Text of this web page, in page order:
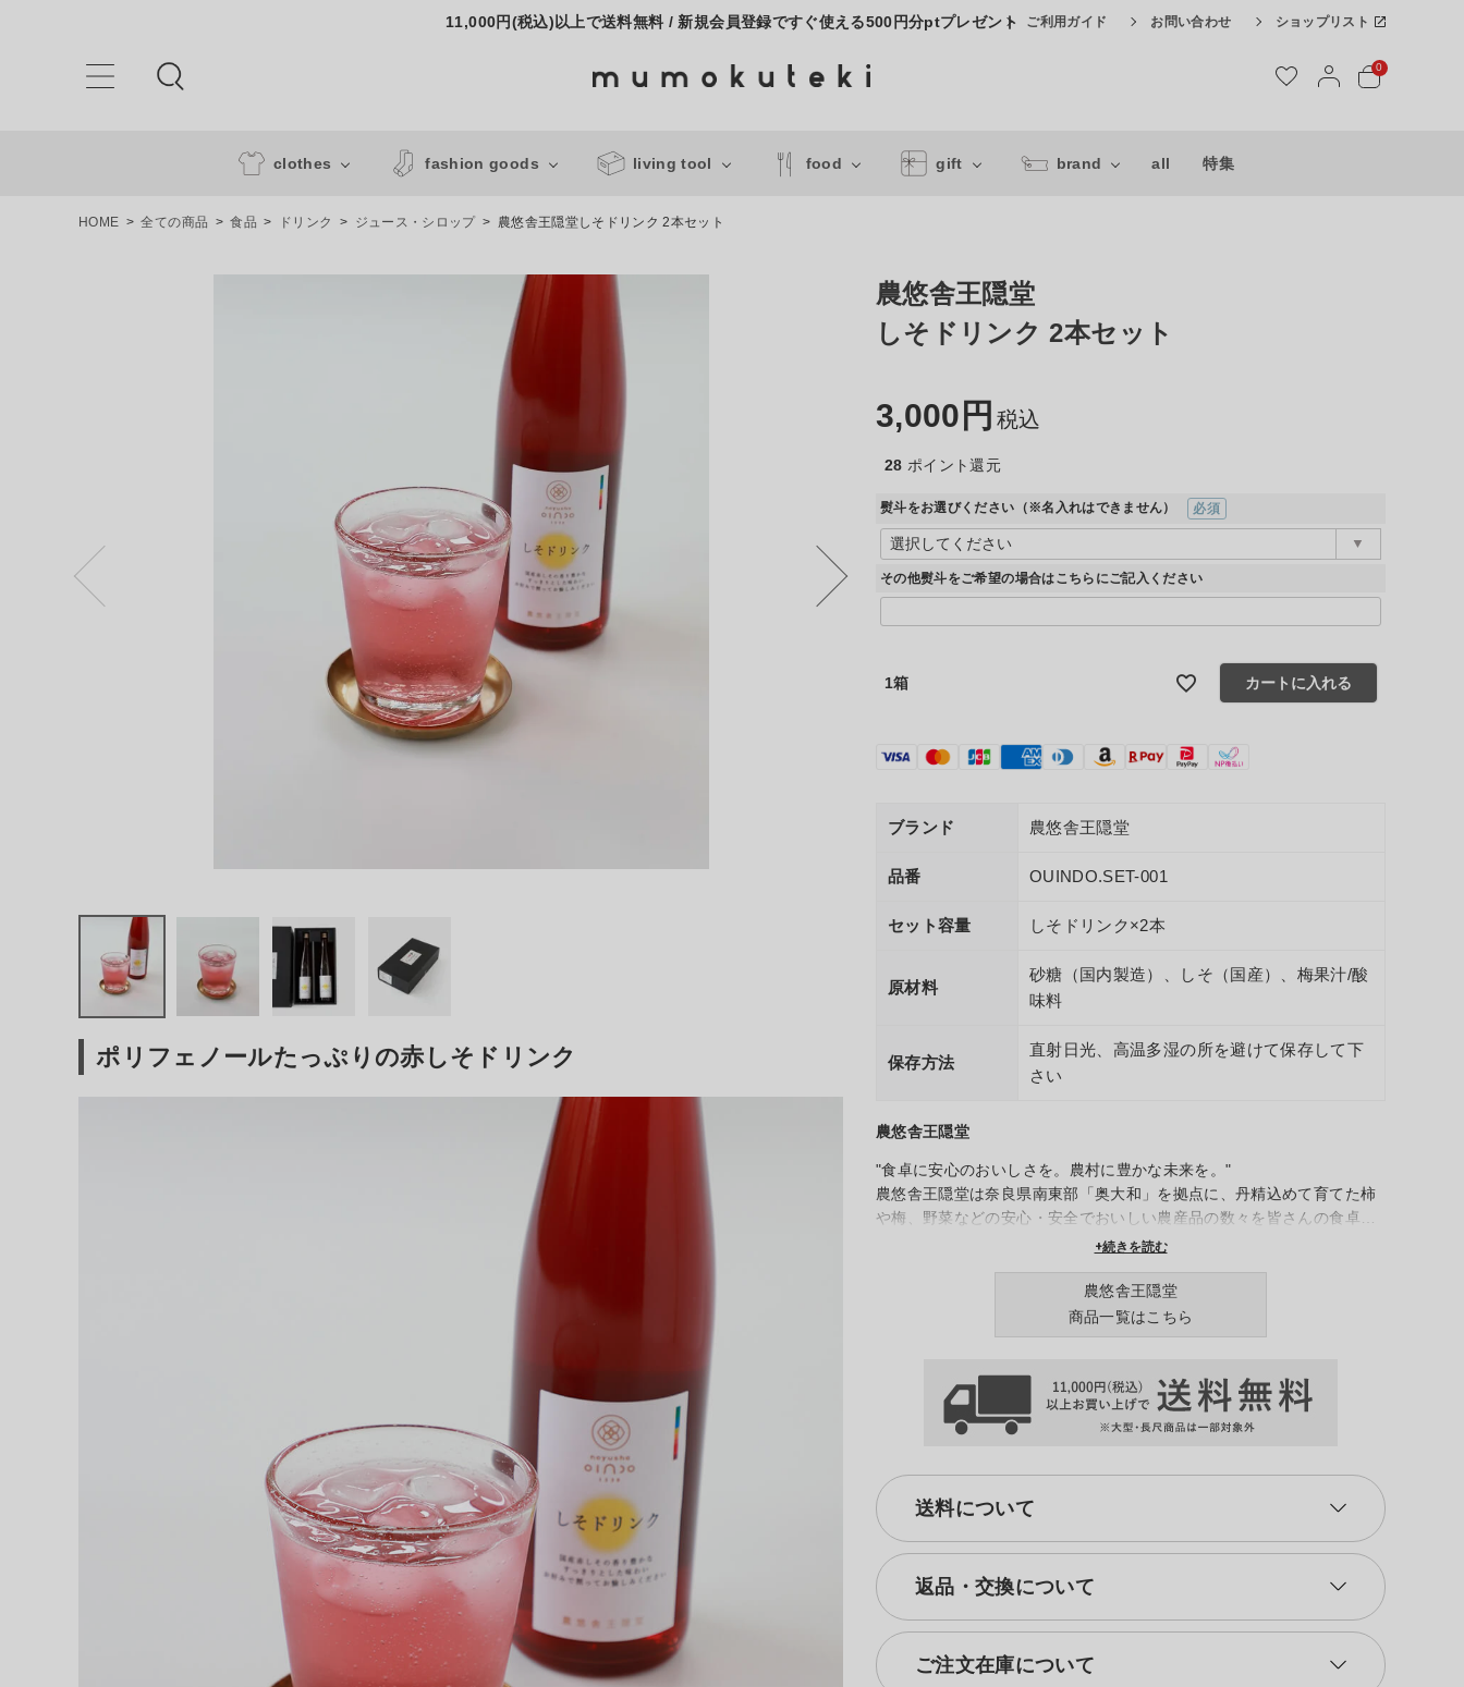
11,000円(税込)以上で送料無料 / 新規会員登録ですぐ使える500円分ptプレゼント ご利用ガイド お問い合わせ ショップリスト
0
clothes fashion goods living tool food gift brand all 特集
CATEGORY
ナチュラル服
HOME 全ての商品 食品 ドリンク ジュース・シロップ 農悠舎王隠堂しそドリンク 2本セット
ポリフェノールたっぷりの赤しそドリンク
農悠舎王隠堂
しそドリンク 2本セット
3,000 税込
28 ポイント還元
熨斗をお選びください（※名入れはできません）
(必須)
その他熨斗をご希望の場合はこちらにご記入ください
1箱 カートに入れる
ブランド 農悠舎王隠堂
品番 OUINDO.SET-001
セット容量 しそドリンク×2本
原材料
砂糖（国内製造）、しそ（国産）、梅果汁/酸
味料
保存方法
直射日光、高温多湿の所を避けて保存して下
さい
農悠舎王隠堂
"食卓に安心のおいしさを。農村に豊かな未来を。"
農悠舎王隠堂は奈良県南東部「奥大和」を拠点に、丹精込めて育てた柿
や梅、野菜などの安心・安全でおいしい農産品の数々を皆さんの食卓へ
お届けするともに、活動する全国の生産者らと力を合わせ、日本の食と
+続きを読む
農悠舎王隠堂
商品一覧はこちら
送料について
返品・交換について
ご注文在庫について